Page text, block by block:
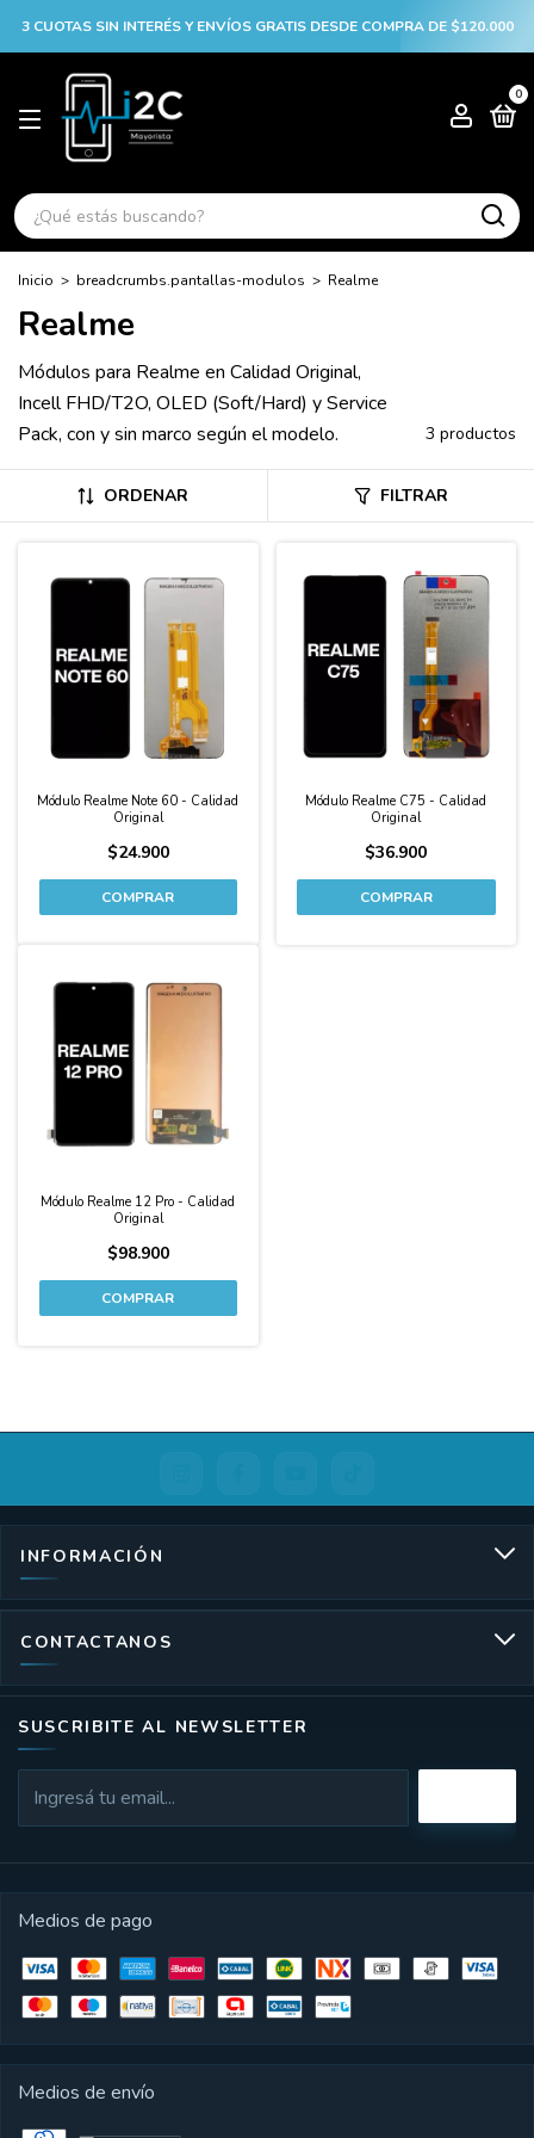
3 CUOTAS SIN INTERÉS Y ENVÍOS GRATIS DESDE COMPRA DE $120.000
0
Inicio > breadcrumbs.pantallas-modulos > Realme
Realme
Módulos para Realme en Calidad Original,
Incell FHD/T2O, OLED (Soft/Hard) y Service
Pack, con y sin marco según el modelo.
3 productos
ORDENAR FILTRAR
Módulo Realme Note 60 - Calidad
Original
$24.900
Módulo Realme C75 - Calidad
Original
$36.900
Módulo Realme 12 Pro - Calidad
Original
$98.900
INFORMACIÓN
CONTACTANOS
SUSCRIBITE AL NEWSLETTER
Medios de pago
Medios de envío